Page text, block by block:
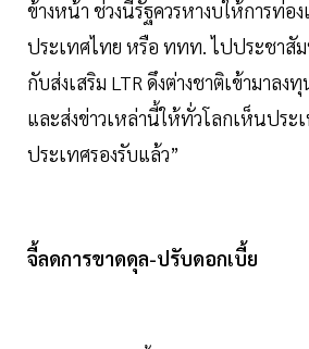
ข้างหน้า ช่วงนี้รัฐควรหางบให้การท่อ
ประเทศไทย หรือ ททท. ไปประชาสั
กับส่งเสริม LTR ดึงต่างชาติเข้ามาลงทุ
และส่งข่าวเหล่านี้ให้ทั่วโลกเห็นประ
ประเทศรองรับแล้ว”
จี้ลดการขาดดุล-ปรับดอกเบี้ย